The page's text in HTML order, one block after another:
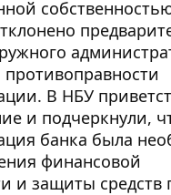
противоправности
В НБУ
и подчеркнули,
банка была
финансовой
и защиты средств